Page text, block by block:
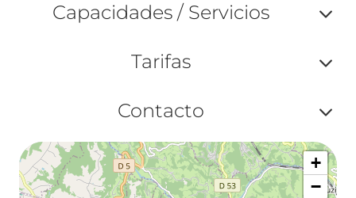
ou
Capacidades / Servicios
ou
Tarifas
ou
Contacto
ou
+
−